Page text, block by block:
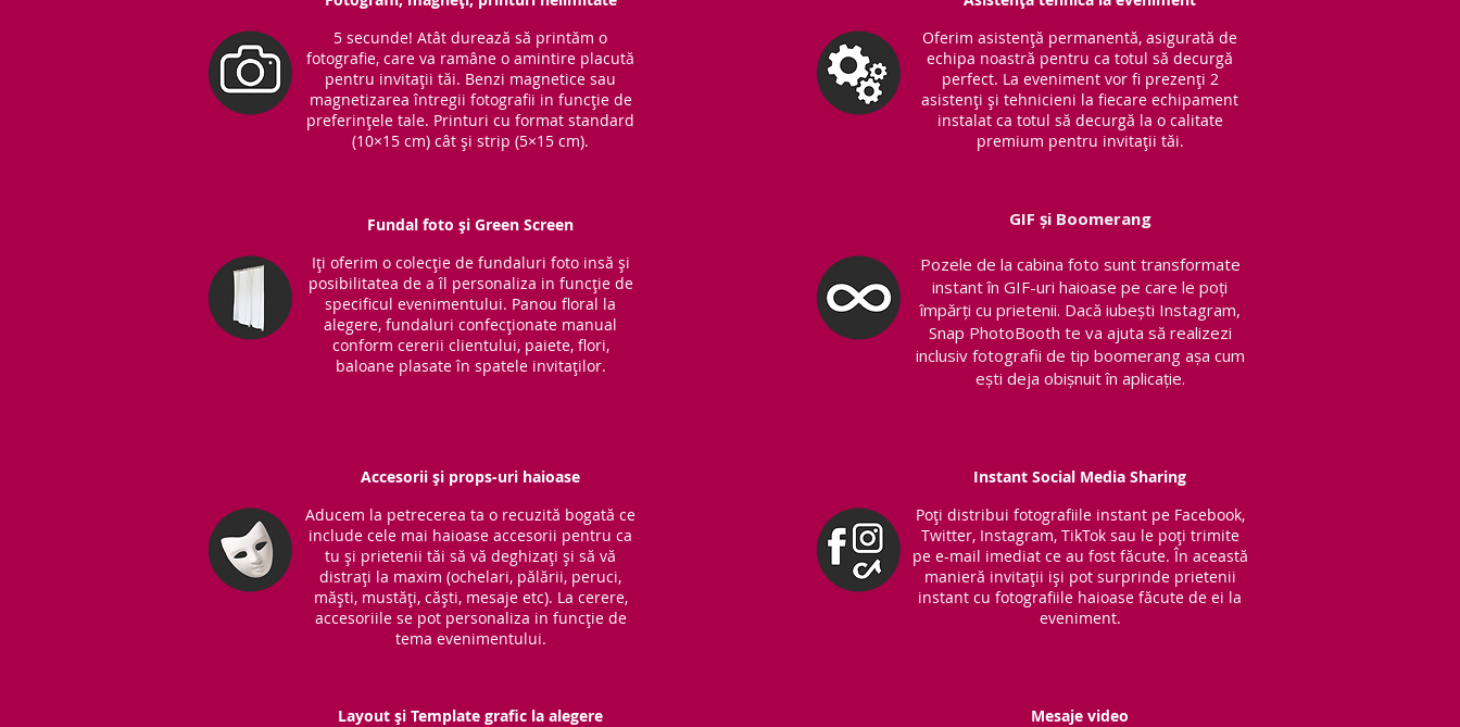
5 secunde! Atât durează să printăm o
fotografie, care va ramâne o amintire placută
pentru invitații tăi. Benzi magnetice sau
magnetizarea întregii fotografii in funcție de
preferințele tale. Printuri cu format standard
(10×15 cm) cât și strip (5×15 cm).
Fundal foto și Green Screen
Iți oferim o colecție de fundaluri foto insă și
posibilitatea de a îl personaliza in funcție de
specificul evenimentului. Panou floral la
alegere, fundaluri confecționate manual
conform cererii clientului, paiete, flori,
baloane plasate în spatele invitaților.
Oferim asistență permanentă, asigurată de
echipa noastră pentru ca totul să decurgă
perfect. La eveniment vor fi prezenți 2
asistenți și tehnicieni la fiecare echipament
instalat ca totul să decurgă la o calitate
premium pentru invitații tăi.
GIF și Boomerang
Pozele de la cabina foto sunt transformate
instant în GIF-uri haioase pe care le poți
împărți cu prietenii. Dacă iubești Instagram,
Snap PhotoBooth te va ajuta să realizezi
inclusiv fotografii de tip boomerang așa cum
ești deja obișnuit în aplicație.
Accesorii și props-uri haioase
Aducem la petrecerea ta o recuzită bogată ce
include cele mai haioase accesorii pentru ca
tu și prietenii tăi să vă deghizați și să vă
distrați la maxim (ochelari, pălării, peruci,
măști, mustăți, căști, mesaje etc). La cerere,
accesoriile se pot personaliza in funcție de
tema evenimentului.
Layout și Template grafic la alegere
Instant Social Media Sharing
Poți distribui fotografiile instant pe Facebook,
Twitter, Instagram, TikTok sau le poți trimite
pe e-mail imediat ce au fost făcute. În această
manieră invitații iși pot surprinde prietenii
instant cu fotografiile haioase făcute de ei la
eveniment.
Mesaje video